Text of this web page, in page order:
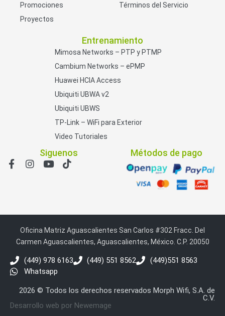
Promociones
Proyectos
Términos del Servicio
Entrenamiento
Mimosa Networks – PTP y PTMP
Cambium Networks – ePMP
Huawei HCIA Access
Ubiquiti UBWA v2
Ubiquiti UBWS
TP-Link – WiFi para Exterior
Video Tutoriales
Siguenos Métodos de pago
Oficina Matriz Aguascalientes San Carlos #302 Fracc. Del
Carmen Aguascalientes, Aguascalientes, México. C.P. 20050
(449) 978 6163 (449) 551 8562
(449)551 8563
Whatsapp
2026 © Todos los derechos reservados Morph Wifi, S.A. de
C.V.
Desarrollo web por Newemage